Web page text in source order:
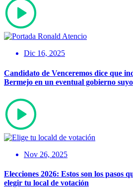
Dic 16, 2025
Candidato de Venceremos dice que
Bermejo en un eventual gobierno suyo
Nov 26, 2025
Elecciones 2026: Estos son los pasos
elegir tu local de votación